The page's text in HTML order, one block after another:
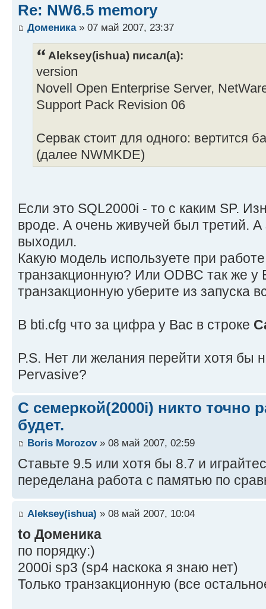
Re: NW6.5 memory
Доменика» 07 май 2007, 23:37
Aleksey(ishua) писал(а):
version
Novell Open Enterprise Server,
Support Pack Revision 06
Сервак стоит для одного: вертится
(далее NWMKDE)
Если это SQL2000i - то с каким SP.
вроде. А очень живучей был третий.
выходил.
Какую модель используете при
транзакционную? Или ODBC так же у
транзакционную уберите из запуска
В bti.cfg что за цифра у Вас в строке
P.S. Нет ли желания перейти хотя бы
Pervasive?
С семеркой(2000i) никто точно
будет.
Boris Morozov» 08 май 2007, 02:59
Ставьте 9.5 или хотя бы 8.7 и
переделана работа с памятью по
Aleksey(ishua) » 08 май 2007, 10:04
to Доменика
по порядку:)
2000i sp3 (sp4 наскока я знаю нет)
Только транзакционную (все